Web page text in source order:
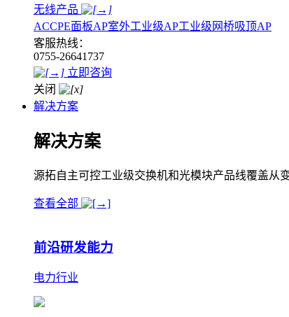
无线产品
ACCPE面板AP室外工业级AP工业级网桥吸顶AP
客服热线：
0755-26641737
立即咨询
关闭
解决方案
解决方案
源拓自主可控工业级交换机和光模块产品线覆盖从
查看全部
前沿研发能力
电力行业